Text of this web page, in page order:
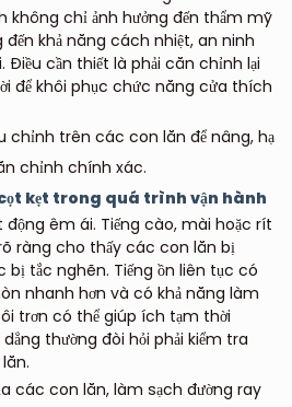
không chỉ ảnh hưởng đến thẩm mỹ
khả năng cách nhiệt, an ninh
Điều cần thiết là phải căn chỉnh lại
để khôi phục chức năng cửa thích
chỉnh trên các con lăn để nâng, hạ
chỉnh chính xác.
kẹt trong quá trình vận hành
động êm ái. Tiếng cào, mài hoặc rít
ràng cho thấy các con lăn bị
bị tắc nghẽn. Tiếng ồn liên tục có
nhanh hơn và có khả năng làm
trơn có thể giúp ích tạm thời
thường đòi hỏi phải kiểm tra
các con lăn, làm sạch đường ray